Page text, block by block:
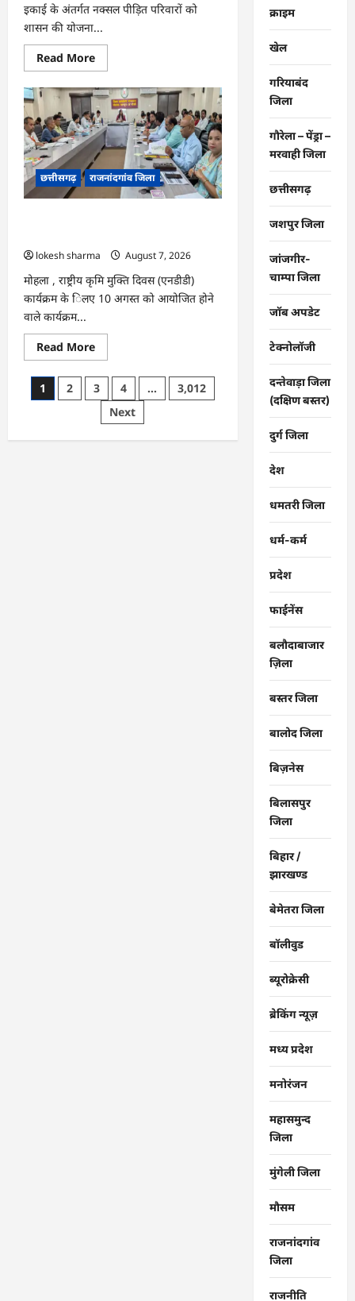
इकाई के अंतर्गत नक्सल पीड़ित परिवारों को
शासन की योजना...
Read MoreRead
more
मोहला
:
नक्सल
पीड़ित
परिवारों
को
राहत
व
सहायता
राशि
दी…
छत्तीसगढ़ राजनांदगांव जिला
lokesh sharma
August 7, 2026
मोहला , राष्ट्रीय कृमि मुक्ति दिवस (एनडीडी)
कार्यक्रम के िलए 10 अगस्त को आयोजित होने
वाले कार्यक्रम...
Read MoreRead
more
मोहला
:
राष्ट्रीय
कृमि
मुक्ति
Posts
1 2 3 4 …
3,012
Next
क्राइम
खेल
गरियाबंद
जिला
गौरेला – पेंड्रा –
मरवाही जिला
छत्तीसगढ़
जशपुर जिला
जांजगीर-
चाम्पा जिला
जॉब अपडेट
टेक्नोलॉजी
दन्तेवाड़ा जिला
(दक्षिण बस्तर)
दुर्ग जिला
देश
धमतरी जिला
धर्म-कर्म
प्रदेश
फाईनेंस
बलौदाबाजार
ज़िला
बस्तर जिला
बालोद जिला
बिज़नेस
बिलासपुर
जिला
बिहार /
झारखण्ड
बेमेतरा जिला
बॉलीवुड
ब्यूरोक्रेसी
ब्रेकिंग न्यूज़
मध्य प्रदेश
मनोरंजन
महासमुन्द
जिला
मुंगेली जिला
मौसम
राजनांदगांव
जिला
राजनीति